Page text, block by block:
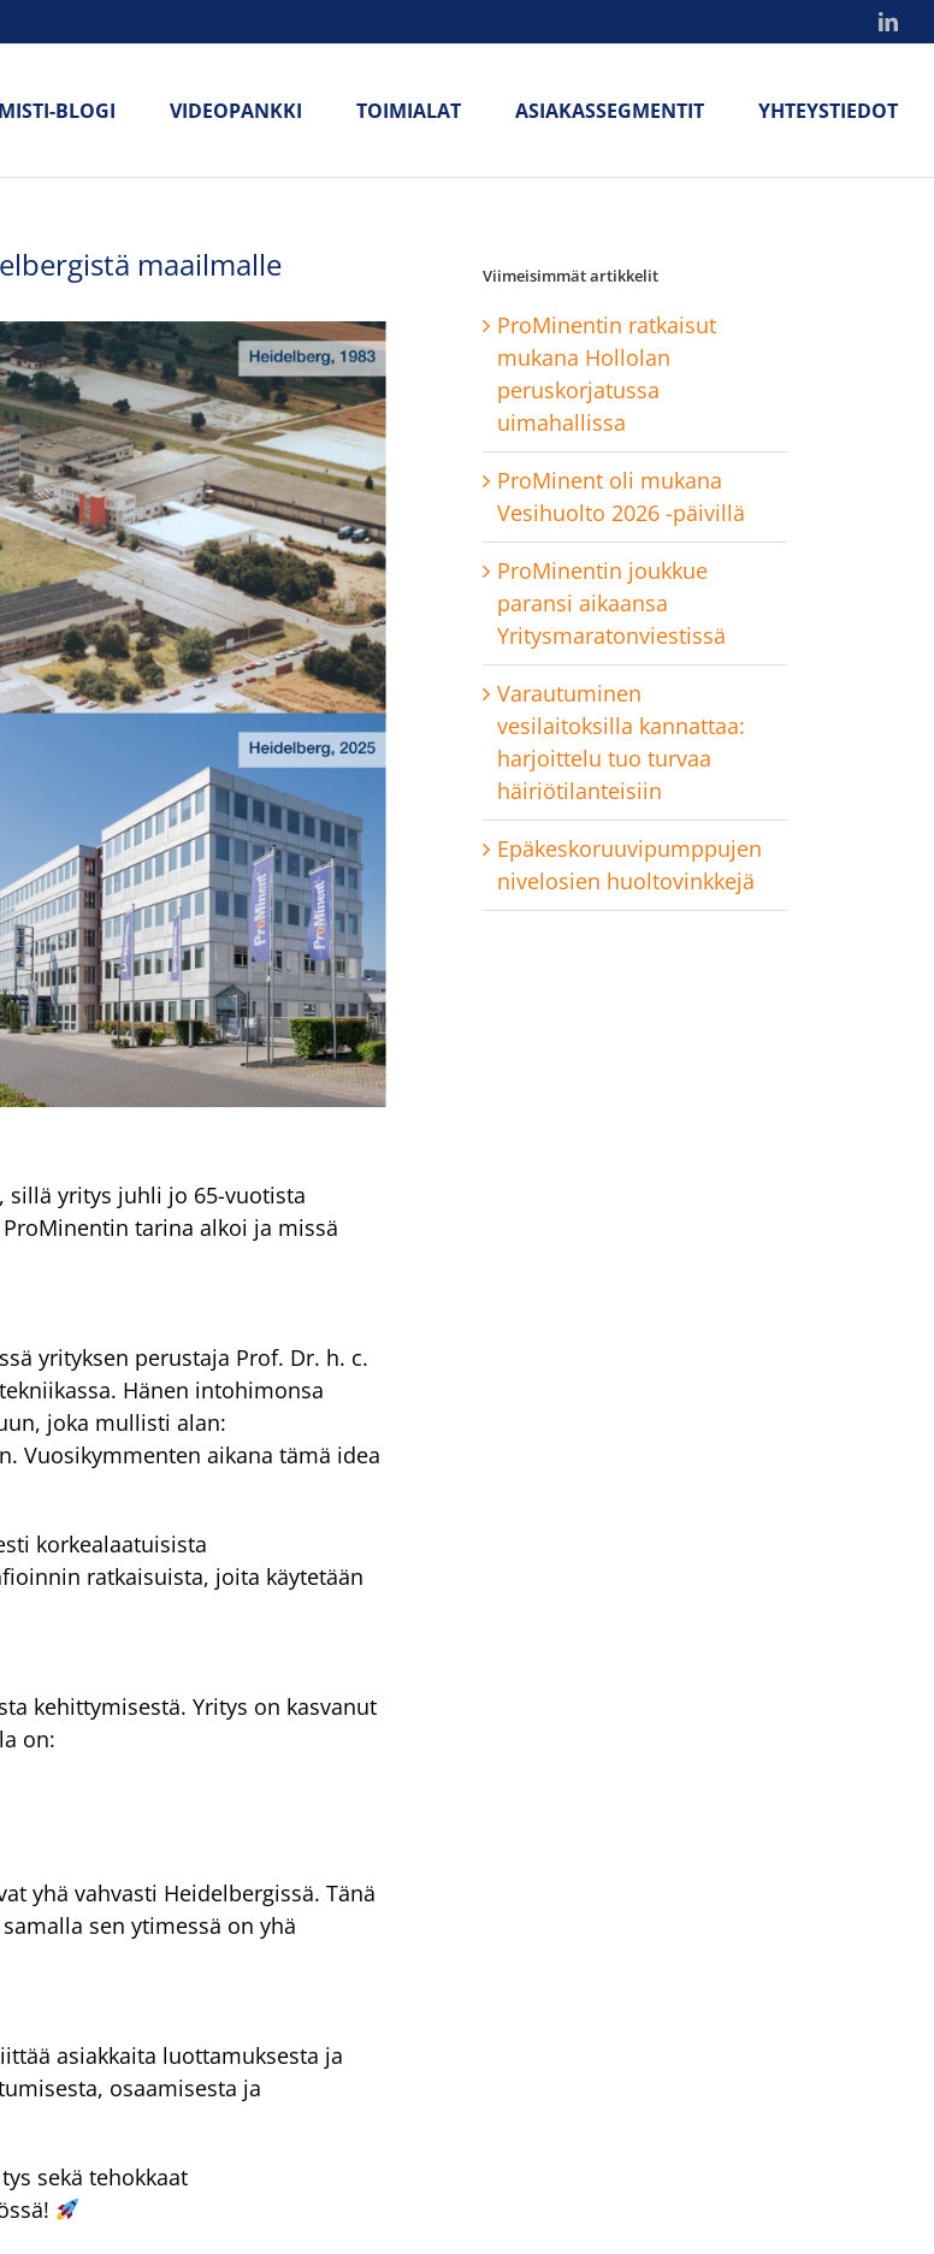
BLOGI VIDEOPANKKI TOIMIALAT ASIAKASSEGMENTIT YHTEYSTIEDOT
maailmalle
sillä yritys juhli jo 65-vuotista
tarina alkoi ja missä
yrityksen perustaja Prof. Dr. h. c.
Hänen intohimonsa
joka mullisti alan:
Vuosikymmenten aikana tämä idea
korkealaatuisista
ratkaisuista, joita käytetään
kehittymisestä. Yritys on kasvanut
on:
yhä vahvasti Heidelbergissä. Tänä
sen ytimessä on yhä
asiakkaita luottamuksesta ja
osaamisesta ja
sekä tehokkaat
Viimeisimmät artikkelit
ProMinentin ratkaisut
mukana Hollolan
peruskorjatussa
uimahallissa
ProMinent oli mukana
Vesihuolto 2026 -päivillä
ProMinentin joukkue
paransi aikaansa
Yritysmaratonviestissä
Varautuminen
vesilaitoksilla kannattaa:
harjoittelu tuo turvaa
häiriötilanteisiin
Epäkeskoruuvipumppujen
nivelosien huoltovinkkejä